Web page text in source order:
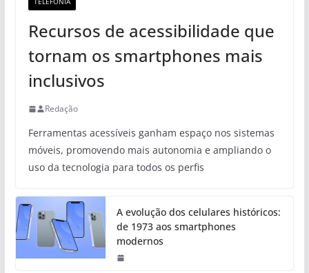
Recursos de acessibilidade que
tornam os smartphones mais
inclusivos
Redação
Ferramentas acessíveis ganham espaço nos sistemas
móveis, promovendo mais autonomia e ampliando o
uso da tecnologia para todos os perfis
A evolução dos celulares históricos:
de 1973 aos smartphones
modernos